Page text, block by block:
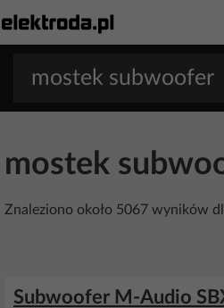
mostek
Znaleziono około 5067 wyników
Subwoofer M-Audio